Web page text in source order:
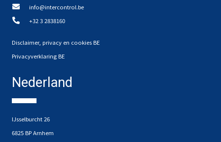
info@intercontrol.be
+32 3 2838160
Disclaimer, privacy en cookies BE
Privacyverklaring BE
Nederland
IJsselburcht 26
6825 BP Arnhem